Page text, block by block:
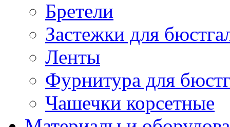
Бретели
Застежки для
Ленты
Фурнитура для
Чашечки корсетные